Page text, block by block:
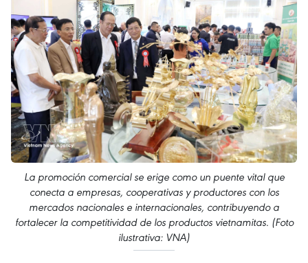
La promoción comercial se erige como un puente vital que
conecta a empresas, cooperativas y productores con los
mercados nacionales e internacionales, contribuyendo a
fortalecer la competitividad de los productos vietnamitas. (Foto
ilustrativa: VNA)